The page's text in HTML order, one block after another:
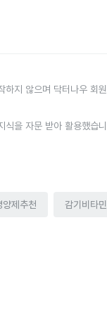
지 않으며 닥터나우 회
식을 자문 받아 활용했습
양제추천 감기비타민